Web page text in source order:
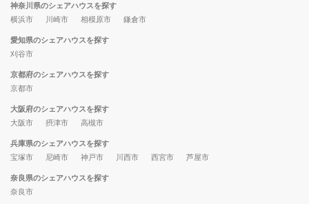
神奈川県のシェアハウスを探す
横浜市
川崎市 相模原市 鎌倉市
愛知県のシェアハウスを探す
刈谷市
京都府のシェアハウスを探す
京都市
大阪府のシェアハウスを探す
大阪市
摂津市 高槻市
兵庫県のシェアハウスを探す
宝塚市
尼崎市 神戸市 川西市 西宮市 芦屋市
奈良県のシェアハウスを探す
奈良市